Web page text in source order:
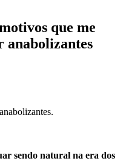
que me
anabolizantes
sendo natural na era dos